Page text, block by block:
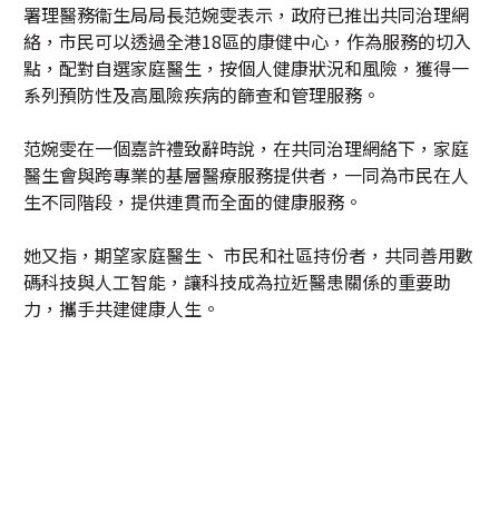
署理醫務衞生局局長范婉雯表示，政府已推出共同治理網
絡，市民可以透過全港18區的康健中心，作為服務的切入
點，配對自選家庭醫生，按個人健康狀況和風險，獲得一
系列預防性及高風險疾病的篩查和管理服務。
范婉雯在一個嘉許禮致辭時說，在共同治理網絡下，家庭
醫生會與跨專業的基層醫療服務提供者，一同為市民在人
生不同階段，提供連貫而全面的健康服務。
她又指，期望家庭醫生、 市民和社區持份者，共同善用數
碼科技與人工智能，讓科技成為拉近醫患關係的重要助
力，攜手共建健康人生。